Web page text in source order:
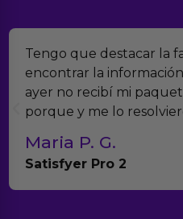
que destacar la facilidad
la información de
no recibí mi paquete y
y me lo resolvieron
P. G.
Pro 2